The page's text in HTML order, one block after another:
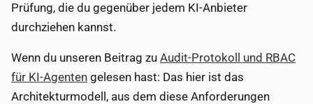
Prüfung, die du gegenüber jedem KI-Anbieter
durchziehen kannst.
Wenn du unseren Beitrag zu Audit-Protokoll und RBAC
für KI-Agenten gelesen hast: Das hier ist das
Architekturmodell, aus dem diese Anforderungen